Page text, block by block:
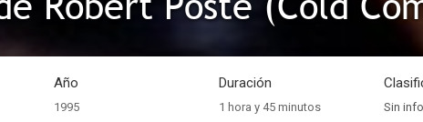
Año
1995
Duración
1 hora y 45 minutos Sin